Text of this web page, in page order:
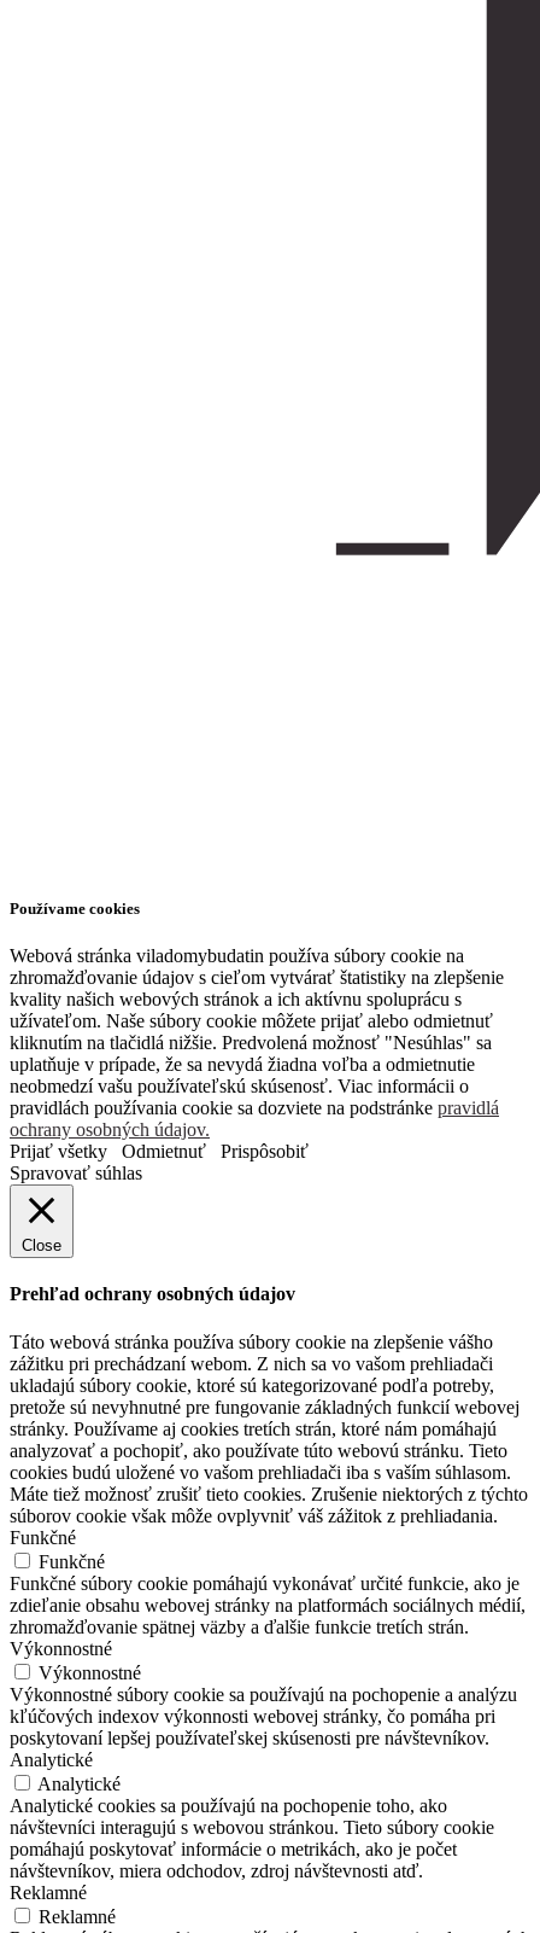
Používame cookies
Webová stránka viladomybudatin používa súbory cookie na
zhromažďovanie údajov s cieľom vytvárať štatistiky na zlepšenie
kvality našich webových stránok a ich aktívnu spoluprácu s
užívateľom. Naše súbory cookie môžete prijať alebo odmietnuť
kliknutím na tlačidlá nižšie. Predvolená možnosť "Nesúhlas" sa
uplatňuje v prípade, že sa nevydá žiadna voľba a odmietnutie
neobmedzí vašu používateľskú skúsenosť. Viac informácii o
pravidlách používania cookie sa dozviete na podstránke pravidlá
ochrany osobných údajov.
Prijať všetky
Odmietnuť
Prispôsobiť
Spravovať súhlas
Close
Prehľad ochrany osobných údajov
Táto webová stránka používa súbory cookie na zlepšenie vášho
zážitku pri prechádzaní webom. Z nich sa vo vašom prehliadači
ukladajú súbory cookie, ktoré sú kategorizované podľa potreby,
pretože sú nevyhnutné pre fungovanie základných funkcií webovej
stránky. Používame aj cookies tretích strán, ktoré nám pomáhajú
analyzovať a pochopiť, ako používate túto webovú stránku. Tieto
cookies budú uložené vo vašom prehliadači iba s vaším súhlasom.
Máte tiež možnosť zrušiť tieto cookies. Zrušenie niektorých z týchto
súborov cookie však môže ovplyvniť váš zážitok z prehliadania.
Funkčné
Funkčné
Funkčné súbory cookie pomáhajú vykonávať určité funkcie, ako je
zdieľanie obsahu webovej stránky na platformách sociálnych médií,
zhromažďovanie spätnej väzby a ďalšie funkcie tretích strán.
Výkonnostné
Výkonnostné
Výkonnostné súbory cookie sa používajú na pochopenie a analýzu
kľúčových indexov výkonnosti webovej stránky, čo pomáha pri
poskytovaní lepšej používateľskej skúsenosti pre návštevníkov.
Analytické
Analytické
Analytické cookies sa používajú na pochopenie toho, ako
návštevníci interagujú s webovou stránkou. Tieto súbory cookie
pomáhajú poskytovať informácie o metrikách, ako je počet
návštevníkov, miera odchodov, zdroj návštevnosti atď.
Reklamné
Reklamné